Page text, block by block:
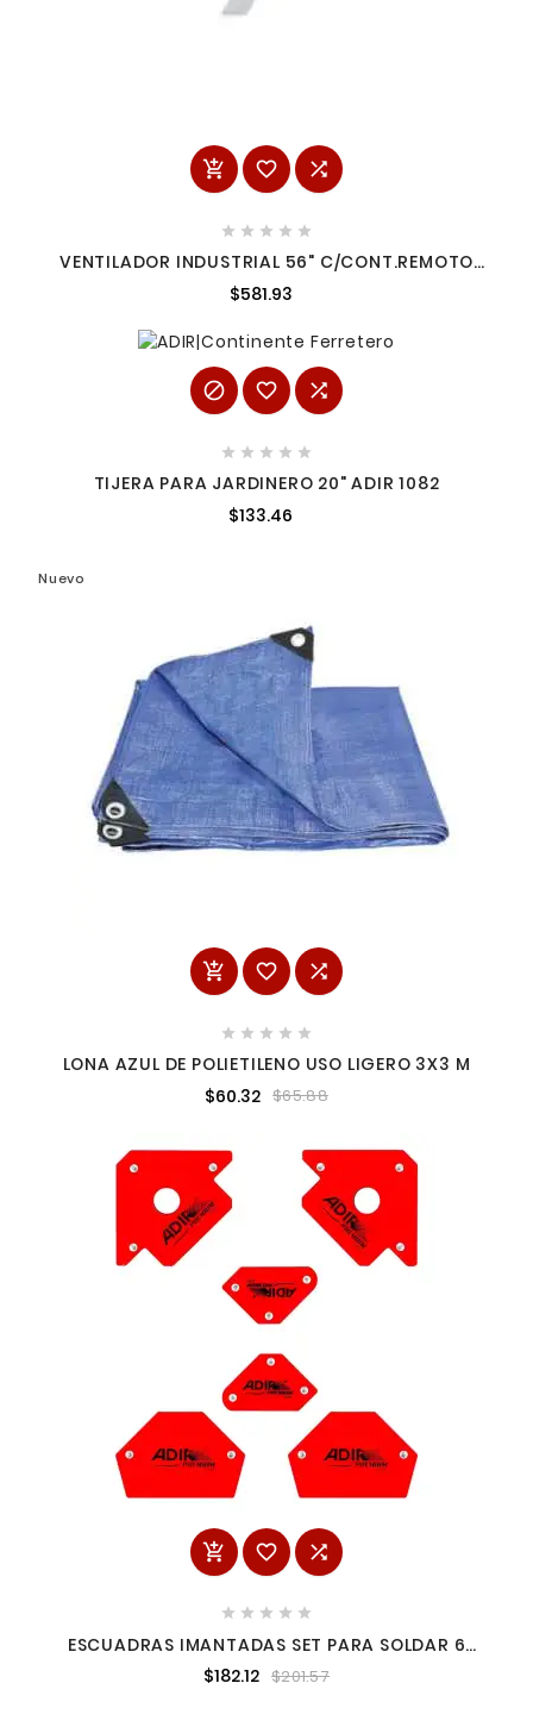
  
    
VENTILADOR INDUSTRIAL 56" C/CONT.REMOTO
ADIR 2070
$581.93
  
    
TIJERA PARA JARDINERO 20" ADIR 1082
$133.46
Nuevo
  
    
LONA AZUL DE POLIETILENO USO LIGERO 3X3 M
$60.32 $65.88
  
    
ESCUADRAS IMANTADAS SET PARA SOLDAR 6
PIEZAS 6729 ADIR
$182.12 $201.57